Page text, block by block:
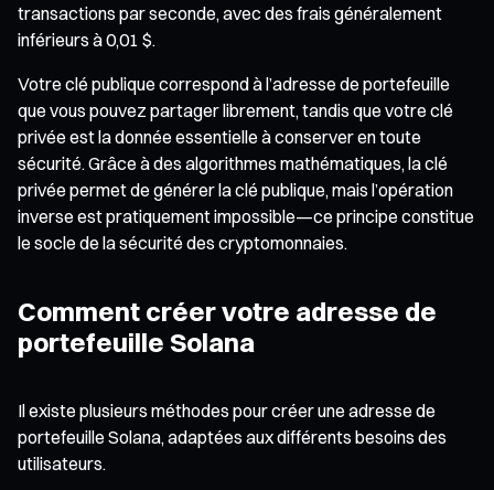
transactions par seconde, avec des frais généralement
inférieurs à 0,01 $.
Votre clé publique correspond à l’adresse de portefeuille
que vous pouvez partager librement, tandis que votre clé
privée est la donnée essentielle à conserver en toute
sécurité. Grâce à des algorithmes mathématiques, la clé
privée permet de générer la clé publique, mais l’opération
inverse est pratiquement impossible—ce principe constitue
le socle de la sécurité des cryptomonnaies.
Comment créer votre adresse de
portefeuille Solana
Il existe plusieurs méthodes pour créer une adresse de
portefeuille Solana, adaptées aux différents besoins des
utilisateurs.